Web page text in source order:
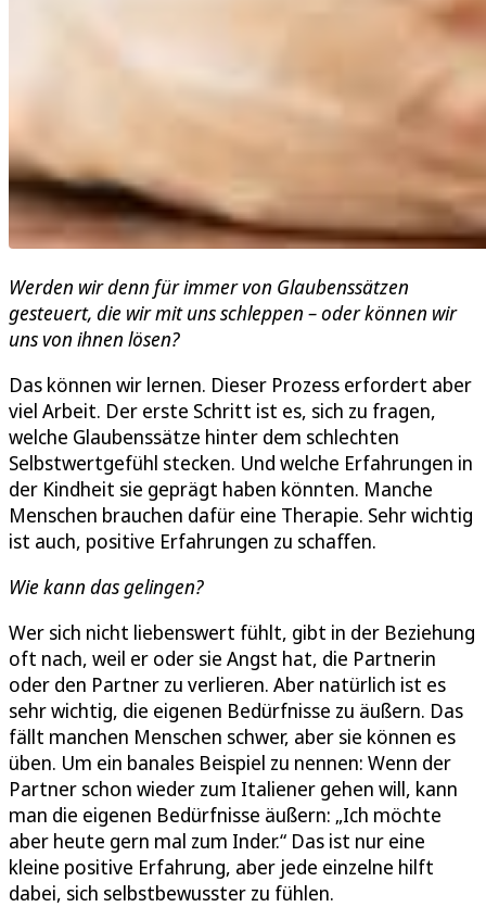
Werden wir denn für immer von Glaubenssätzen
gesteuert, die wir mit uns schleppen – oder können wir
uns von ihnen lösen?
Das können wir lernen. Dieser Prozess erfordert aber
viel Arbeit. Der erste Schritt ist es, sich zu fragen,
welche Glaubenssätze hinter dem schlechten
Selbstwertgefühl stecken. Und welche Erfahrungen in
der Kindheit sie geprägt haben könnten. Manche
Menschen brauchen dafür eine Therapie. Sehr wichtig
ist auch, positive Erfahrungen zu schaffen.
Wie kann das gelingen?
Wer sich nicht liebenswert fühlt, gibt in der Beziehung
oft nach, weil er oder sie Angst hat, die Partnerin
oder den Partner zu verlieren. Aber natürlich ist es
sehr wichtig, die eigenen Bedürfnisse zu äußern. Das
fällt manchen Menschen schwer, aber sie können es
üben. Um ein banales Beispiel zu nennen: Wenn der
Partner schon wieder zum Italiener gehen will, kann
man die eigenen Bedürfnisse äußern: „Ich möchte
aber heute gern mal zum Inder.“ Das ist nur eine
kleine positive Erfahrung, aber jede einzelne hilft
dabei, sich selbstbewusster zu fühlen.